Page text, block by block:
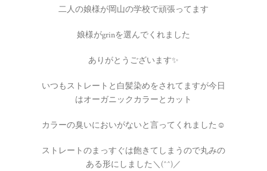
二人の娘様が岡山の学校で頑張ってます
娘様がgrinを選んでくれました
ありがとうございます✨
いつもストレートと白髪染めをされてますが今日
はオーガニックカラーとカット
カラーの臭いにおいがないと言ってくれました☺
ストレートのまっすぐは飽きてしまうので丸みの
ある形にしました＼(^^)／